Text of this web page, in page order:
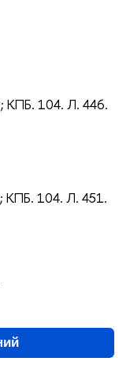
КПБ. 104. Л. 446.
КПБ. 104. Л. 451.